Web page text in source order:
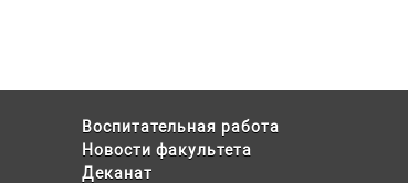
Воспитательная работа
Новости факультета
Деканат